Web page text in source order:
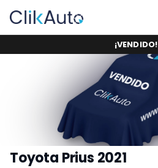
¡VENDIDO!
Toyota Prius 2021